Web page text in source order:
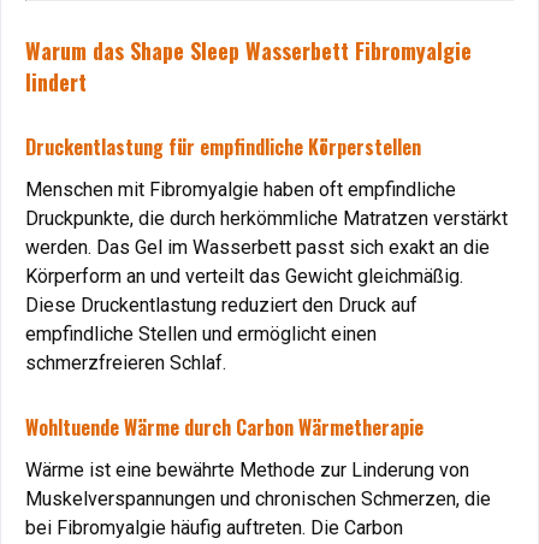
Gelenkschmerzen lindert.
Vorteil
Rheuma: Wärme gegen Entzündungen
Die Carbon-Wärmetherapie des Gelbetts hilft
beiRheumaBeschwerden, indem sie die Durchblutung
fördert und Entzündungen lindert.
Vorteil: Unterstützung der Gelenkgesundheit durch sanfte
Wärme.
Wie das Gelbett hilft
Fibromyalgie: Sanfte Entlastung bei chronischen
Schmerzen
Warum das Shape Sleep Wasserbett Fibromyalgie
lindert
Druckentlastung für empfindliche Körperstellen
Menschen mit Fibromyalgie haben oft empfindliche
Druckpunkte, die durch herkömmliche Matratzen verstärkt
werden. Das Gel im Wasserbett passt sich exakt an die
Körperform an und verteilt das Gewicht gleichmäßig.
Diese Druckentlastung reduziert den Druck auf
empfindliche Stellen und ermöglicht einen
schmerzfreieren Schlaf.
Wohltuende Wärme durch Carbon Wärmetherapie
Wärme ist eine bewährte Methode zur Linderung von
Muskelverspannungen und chronischen Schmerzen, die
bei Fibromyalgie häufig auftreten. Die Carbon